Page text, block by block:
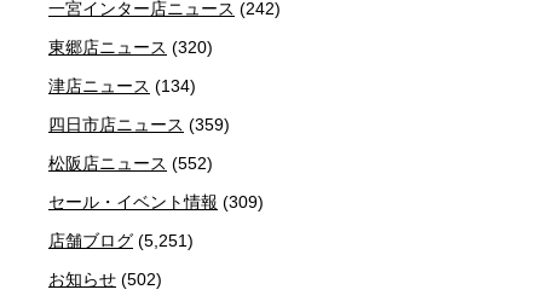
一宮インター店ニュース (242)
東郷店ニュース (320)
津店ニュース (134)
四日市店ニュース (359)
松阪店ニュース (552)
セール・イベント情報 (309)
店舗ブログ (5,251)
お知らせ (502)